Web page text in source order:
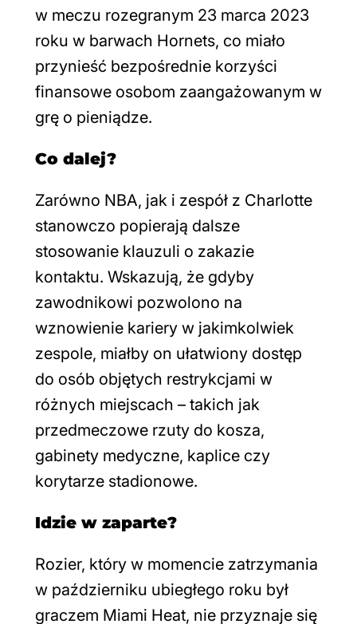
w meczu rozegranym 23 marca 2023
roku w barwach Hornets, co miało
przynieść bezpośrednie korzyści
finansowe osobom zaangażowanym w
grę o pieniądze.
Co dalej?
Zarówno NBA, jak i zespół z Charlotte
stanowczo popierają dalsze
stosowanie klauzuli o zakazie
kontaktu. Wskazują, że gdyby
zawodnikowi pozwolono na
wznowienie kariery w jakimkolwiek
zespole, miałby on ułatwiony dostęp
do osób objętych restrykcjami w
różnych miejscach – takich jak
przedmeczowe rzuty do kosza,
gabinety medyczne, kaplice czy
korytarze stadionowe.
Idzie w zaparte?
Rozier, który w momencie zatrzymania
w październiku ubiegłego roku był
graczem Miami Heat, nie przyznaje się